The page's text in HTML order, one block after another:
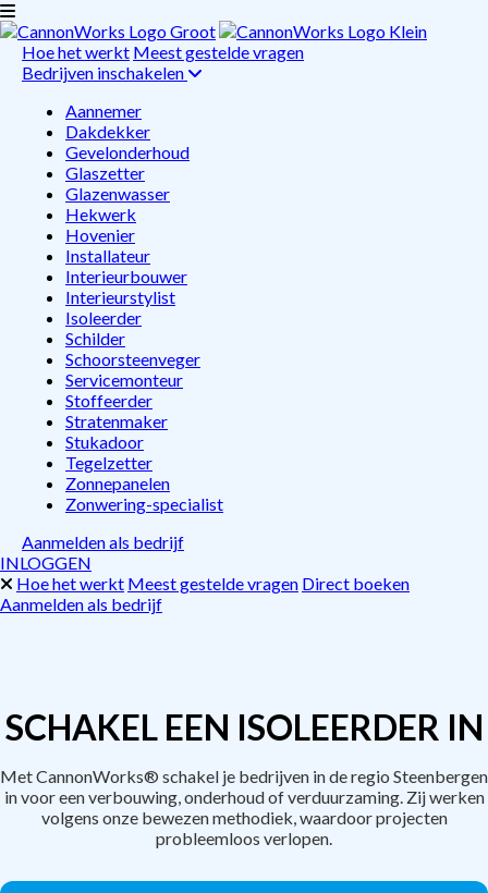
Hoe het werkt Meest gestelde vragen
Bedrijven inschakelen
Aannemer
Dakdekker
Gevelonderhoud
Glaszetter
Glazenwasser
Hekwerk
Hovenier
Installateur
Interieurbouwer
Interieurstylist
Isoleerder
Schilder
Schoorsteenveger
Servicemonteur
Stoffeerder
Stratenmaker
Stukadoor
Tegelzetter
Zonnepanelen
Zonwering-specialist
Aanmelden als bedrijf
INLOGGEN
Hoe het werkt Meest gestelde vragen Direct boeken
Aanmelden als bedrijf
SCHAKEL EEN ISOLEERDER IN
Met CannonWorks® schakel je bedrijven in de regio Steenbergen
in voor een verbouwing, onderhoud of verduurzaming. Zij werken
volgens onze bewezen methodiek, waardoor projecten
probleemloos verlopen.